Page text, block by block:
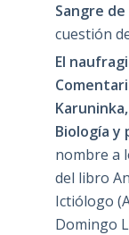
Sangre
cuestión
El
Biología y
nombre a
del libro
Ictiólogo
Domingo